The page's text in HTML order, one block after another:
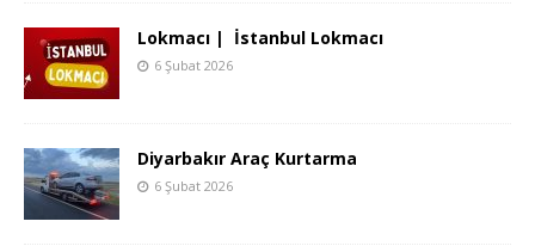
Lokmacı | İstanbul Lokmacı
6 Şubat 2026
Diyarbakır Araç Kurtarma
6 Şubat 2026